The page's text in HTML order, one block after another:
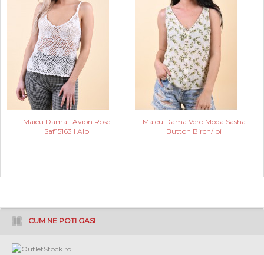
Maieu Dama I Avion Rose
Saf15163 I Alb
Maieu Dama Vero Moda Sasha
Button Birch/Ibi
CUM NE POTI GASI